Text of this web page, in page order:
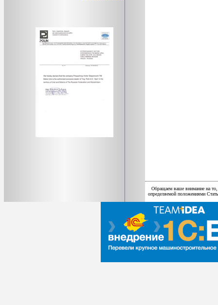
Обращаем ваше внимание на то,
определяемой положениями